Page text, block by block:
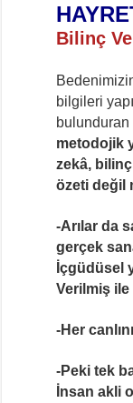
Bilinç
bilgileri
bulunduran
metodojik
zekâ,
özeti değil
-Arılar da
gerçek
İçgüdüsel
Verilmiş ile
-Her can
-Peki tek
İnsan akli